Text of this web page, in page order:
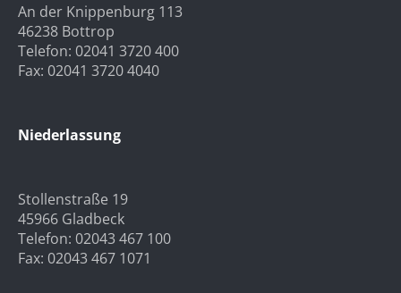
An der Knippenburg 113
46238 Bottrop
Telefon: 02041 3720 400
Fax: 02041 3720 4040
Niederlassung
Stollenstraße 19
45966 Gladbeck
Telefon: 02043 467 100
Fax: 02043 467 1071